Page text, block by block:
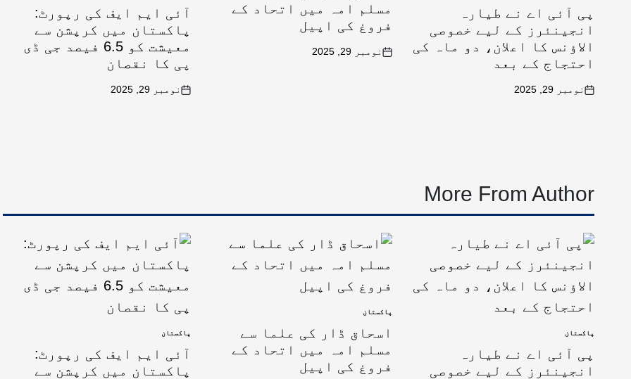
پی آئی اے نے طیارہ
انجینئرز کے لیے خصوصی
الاؤنس کا اعلان، دو ماہ کی
احتجاج کے بعد
نومبر 29, 2025
مسلم امہ میں اتحاد کے
فروغ کی اپیل
نومبر 29, 2025
آئی ایم ایف کی رپورٹ:
پاکستان میں کرپشن سے
معیشت کو 6.5 فیصد جی ڈی
پی کا نقصان
نومبر 29, 2025
More From Author
پاکستان
پی آئی اے نے طیارہ
انجینئرز کے لیے خصوصی
پاکستان
اسحاق ڈار کی علما سے
مسلم امہ میں اتحاد کے
فروغ کی اپیل
پاکستان
آئی ایم ایف کی رپورٹ:
پاکستان میں کرپشن سے